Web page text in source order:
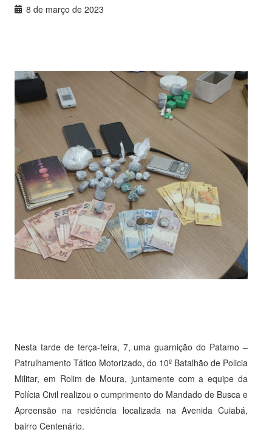
8 de março de 2023
Nesta tarde de terça-feira, 7, uma guarnição do Patamo –
Patrulhamento Tático Motorizado, do 10º Batalhão de Policia
Militar, em Rolim de Moura, juntamente com a equipe da
Polícia Civil realizou o cumprimento do Mandado de Busca e
Apreensão na residência localizada na Avenida Cuiabá,
bairro Centenário.